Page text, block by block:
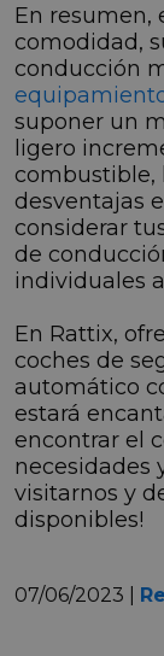
En resumen,
comodidad,
conducción
suponer un
ligero
combustible,
desventajas
considerar
de
individuales
En Rattix,
coches de
automático
estará
encontrar el
necesidades
visitarnos y
disponibles!
07/06/2023 |